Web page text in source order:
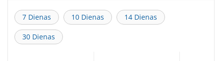
7 Dienas 10 Dienas 14 Dienas
30 Dienas